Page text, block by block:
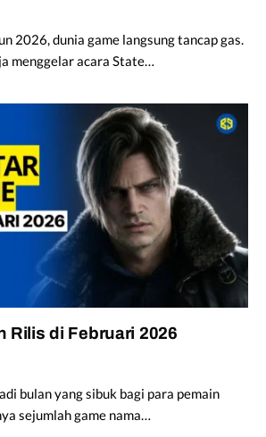
2026, dunia game langsung tancap gas.
menggelar acara State…
Rilis di Februari 2026
bulan yang sibuk bagi para pemain
sejumlah game nama…